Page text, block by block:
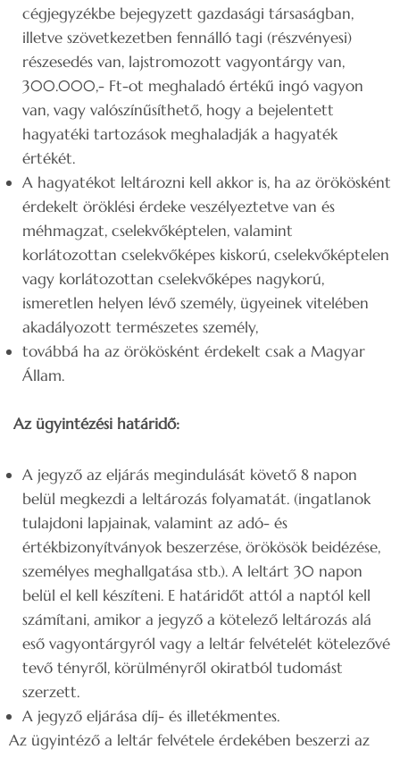
cégjegyzékbe bejegyzett gazdasági társaságban,
illetve szövetkezetben fennálló tagi (részvényesi)
részesedés van, lajstromozott vagyontárgy van,
300.000,- Ft-ot meghaladó értékű ingó vagyon
van, vagy valószínűsíthető, hogy a bejelentett
hagyatéki tartozások meghaladják a hagyaték
értékét.
A hagyatékot leltározni kell akkor is, ha az örökösként
érdekelt öröklési érdeke veszélyeztetve van és
méhmagzat, cselekvőképtelen, valamint
korlátozottan cselekvőképes kiskorú, cselekvőképtelen
vagy korlátozottan cselekvőképes nagykorú,
ismeretlen helyen lévő személy, ügyeinek vitelében
akadályozott természetes személy,
továbbá ha az örökösként érdekelt csak a Magyar
Állam.
Az ügyintézési határidő:
A jegyző az eljárás megindulását követő 8 napon
belül megkezdi a leltározás folyamatát. (ingatlanok
tulajdoni lapjainak, valamint az adó- és
értékbizonyítványok beszerzése, örökösök beidézése,
személyes meghallgatása stb.). A leltárt 30 napon
belül el kell készíteni. E határidőt attól a naptól kell
számítani, amikor a jegyző a kötelező leltározás alá
eső vagyontárgyról vagy a leltár felvételét kötelezővé
tevő tényről, körülményről okiratból tudomást
szerzett.
A jegyző eljárása díj- és illetékmentes.
Az ügyintéző a leltár felvétele érdekében beszerzi az